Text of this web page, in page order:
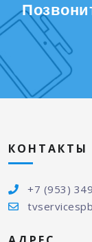
КОНТАКТЫ
+7 (953)